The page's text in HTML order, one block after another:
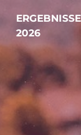
ERGEBNISSE
2026